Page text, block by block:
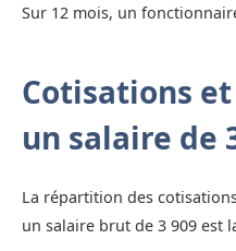
Sur 12 mois, un
Cotisations
un salaire de
La répartition des
un salaire brut de 3 909 est